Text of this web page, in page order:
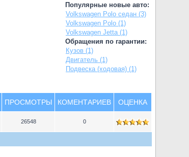
Популярные новые авто:
Volkswagen Polo седан (3)
Volkswagen Polo (1)
Volkswagen Jetta (1)
Обращения по гарантии:
Кузов (1)
Двигатель (1)
Подвеска (ходовая) (1)
ПРОСМОТРЫ КОМЕНТАРИЕВ ОЦЕНКА
26548 0